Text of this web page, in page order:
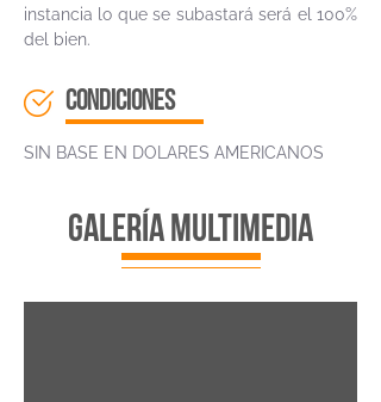
instancia lo que se subastará será el 100%
del bien.
CONDICIONES
SIN BASE EN DOLARES AMERICANOS
galería multimedia